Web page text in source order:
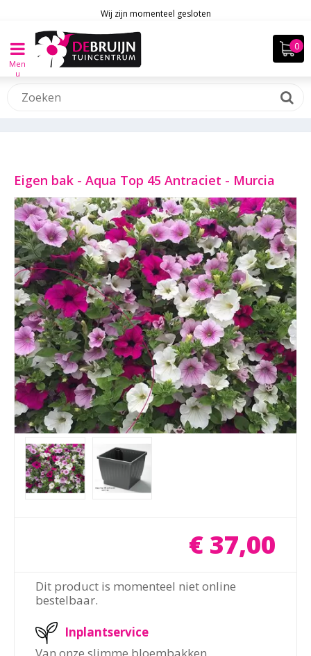
Men
u
Wij zijn momenteel gesloten
Eigen bak - Aqua Top 45 Antraciet - Murcia
€ 37,00
Dit product is momenteel niet online
bestelbaar.
Inplantservice